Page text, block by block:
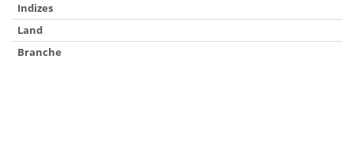
Indizes
Land
Branche